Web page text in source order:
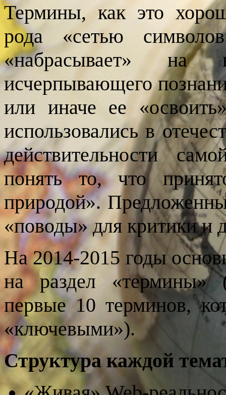
Термины, как это
рода «сетью
«набрасывает» на
исчерпывающего
или иначе ее
использовались в
действительности
понять то, что
природой».
«поводы» для критики и
На 2014-2015 годы
на раздел «термины»
первые 10 терминов,
«ключевыми»).
Структура каждой